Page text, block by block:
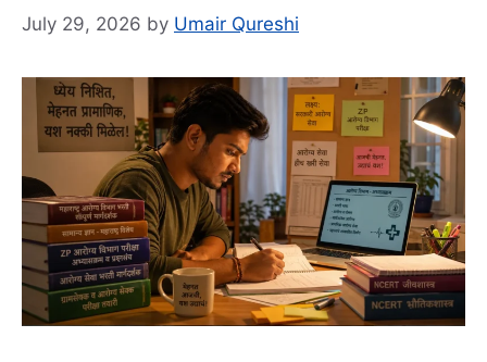
July 29, 2026 by Umair Qureshi